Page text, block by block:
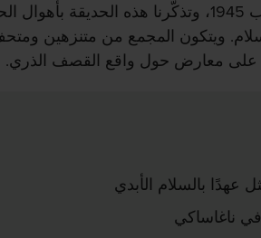
في 9 أغسطس/آب 1945، وتذكّرنا هذه الحديقة
ويتكون المجمع من متنزهين
على معارض حول واقع القصف الذري.
عهدًا بالسلام الأبدي
في ناغاساكي